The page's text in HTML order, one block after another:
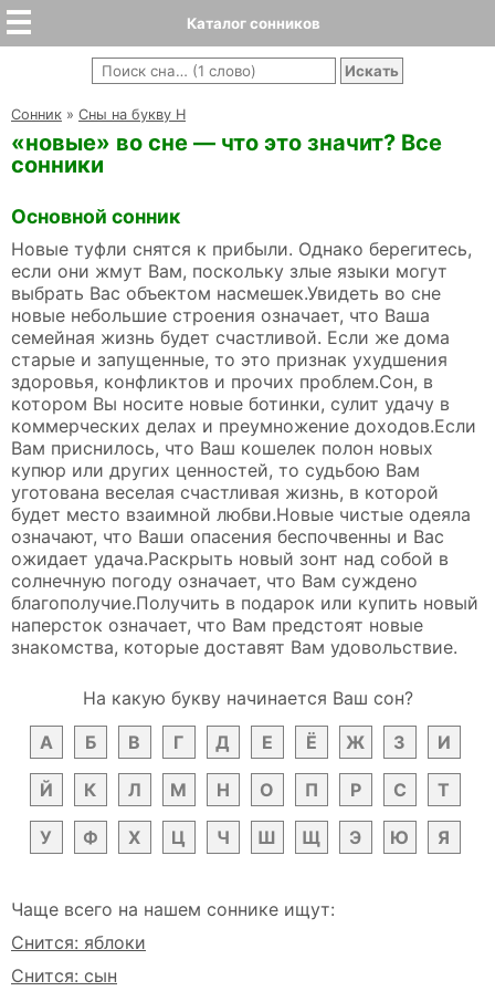
Каталог сонников
Cонник » Сны на букву Н
«новые» во сне — что это значит? Все
сонники
Основной сонник
Новые туфли снятся к прибыли. Однако берегитесь,
если они жмут Вам, поскольку злые языки могут
выбрать Вас объектом насмешек.Увидеть во сне
новые небольшие строения означает, что Ваша
семейная жизнь будет счастливой. Если же дома
старые и запущенные, то это признак ухудшения
здоровья, конфликтов и прочих проблем.Сон, в
котором Вы носите новые ботинки, сулит удачу в
коммерческих делах и преумножение доходов.Если
Вам приснилось, что Ваш кошелек полон новых
купюр или других ценностей, то судьбою Вам
уготована веселая счастливая жизнь, в которой
будет место взаимной любви.Новые чистые одеяла
означают, что Ваши опасения беспочвенны и Вас
ожидает удача.Раскрыть новый зонт над собой в
солнечную погоду означает, что Вам суждено
благополучие.Получить в подарок или купить новый
наперсток означает, что Вам предстоят новые
знакомства, которые доставят Вам удовольствие.
На какую букву начинается Ваш сон?
А
Б В Г Д Е Ё Ж З И
Й К Л М Н О П Р С Т
У Ф Х Ц Ч Ш Щ Э Ю Я
Чаще всего на нашем соннике ищут:
Снится: яблоки
Снится: сын